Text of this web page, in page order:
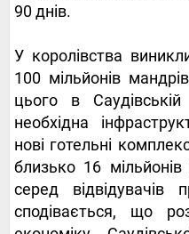
90 днів.
У королівства
100 мільйонів
цього в Саудівській
необхідна
нові готельні
близько 16
серед відвідувачів
сподівається, що